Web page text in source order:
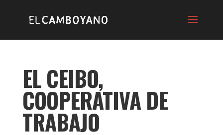
EL CEIBO,
COOPERATIVA DE
TRABAJO